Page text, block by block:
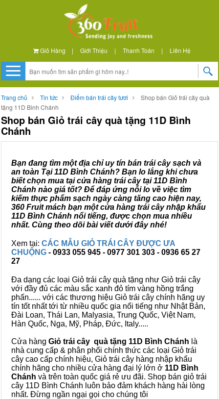
Giỏ Hàng | Giới Thiệu | Thanh Toán | Liên Hệ
Trang chủ Tin tức Điểm bán trái cây tươi
Shop bán Giỏ trái cây quà
tặng 11D Bình Chánh
Shop bán Giỏ trái cây quà tặng 11D Bình
Chánh
Bạn đang tìm một địa chỉ uy tín bán trái cây sạch và
an toàn Tại 11D Bình Chánh? Bạn lo lắng khi chưa
biết chọn mua tại cửa hàng trái cây tại 11D Bình
Chánh nào giá tốt? Để đáp ứng nỗi lo về việc tìm
kiếm thực phẩm sạch ngày càng tăng cao hiện nay,
360 Fruit mách bạn một cửa hàng trái cây nhập khẩu
11D Bình Chánh nổi tiếng, được chọn mua nhiều
nhất. Cùng theo dõi bài viết dưới đây nhé!
Xem tại: CÁC MẪU GIỎ TRÁI CÂY ĐƯỢC ƯA
CHUỘNG - 0933 055 945 - 0977 301 303 - 0936 65 27
27
Đa dạng các loại Giỏ trái cây quà tặng như Giỏ trái cây
với đầy đủ các màu sắc xanh đỏ tím vàng hồng trắng
phấn...... với các thương hiệu Giỏ trái cây chính hãng uy
tín tốt nhất tới từ nhiều quốc gia nổi tiếng như Nhật Bản,
Đài Loan, Thái Lan, Malyasia, Trung Quốc, Việt Nam,
Hàn Quốc, Nga, Mỹ, Pháp, Đức, Italy.....
Cửa hàng Giỏ trái cây quà tặng 11D Bình Chánh là
nhà cung cấp & phân phối chính thức các loại Giỏ trái
cây cao cấp chính hiệu, Giỏ trái cây hàng nhập khẩu
chính hãng cho nhiều cửa hàng đại lý lớn ở 11D Bình
Chánh và trên toàn quốc giá rẻ ưu đãi. Shop bán giỏ trái
cây 11D Bình Chánh luôn bảo đảm khách hàng hài lòng
nhất. Đừng ngần ngại gọi cho chúng tôi